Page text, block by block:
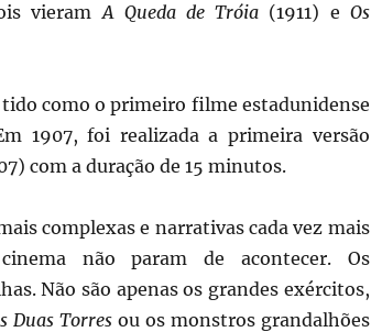
vieram A Queda de Tróia (1911) e Os
tido como o primeiro filme estadunidense
1907, foi realizada a primeira versão
com a duração de 15 minutos.
complexas e narrativas cada vez mais
não param de acontecer. Os
Não são apenas os grandes exércitos,
Duas Torres ou os monstros grandalhões